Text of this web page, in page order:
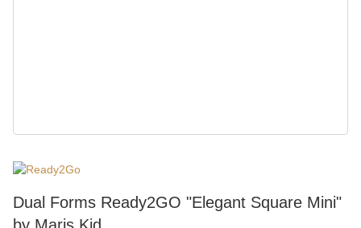
Dual Forms Ready2GO "Elegant Square Mini"
by Maris.Kid